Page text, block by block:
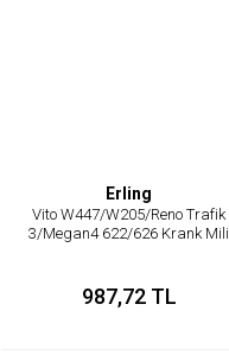
Erling
Vito W447/W205/Reno Trafik
3/Megan4 622/626 Krank Mili
987,72 TL